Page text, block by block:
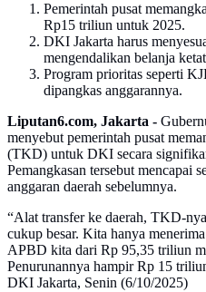
Pemerintah pusat
Rp15 triliun untuk 2025.
DKI Jakarta harus
mengendalikan belanja
Program prioritas seperti
dipangkas anggarannya.
Liputan6.com, Jakarta -
menyebut pemerintah pusat
(TKD) untuk DKI secara
Pemangkasan tersebut mencapai
anggaran daerah sebelumnya.
“Alat transfer ke daerah, TKD-
cukup besar. Kita hanya
APBD kita dari Rp 95,35 triliun
Penurunannya hampir Rp 15
DKI Jakarta, Senin (6/10/2025)